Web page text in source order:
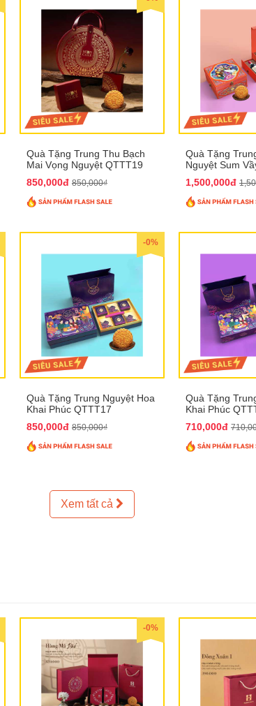
Quà Tặng Trung Thu Bạch
Mai Vọng Nguyệt QTTT19
850,000đ 850,000₫
Quà Tặng
Nguyệt Sum
1,500,000đ
-0%
Quà Tặng Trung Nguyệt Hoa
Khai Phúc QTTT17
850,000đ 850,000₫
Quà Tặng
Khai Phúc
710,000đ
Xem tất cả
-0%